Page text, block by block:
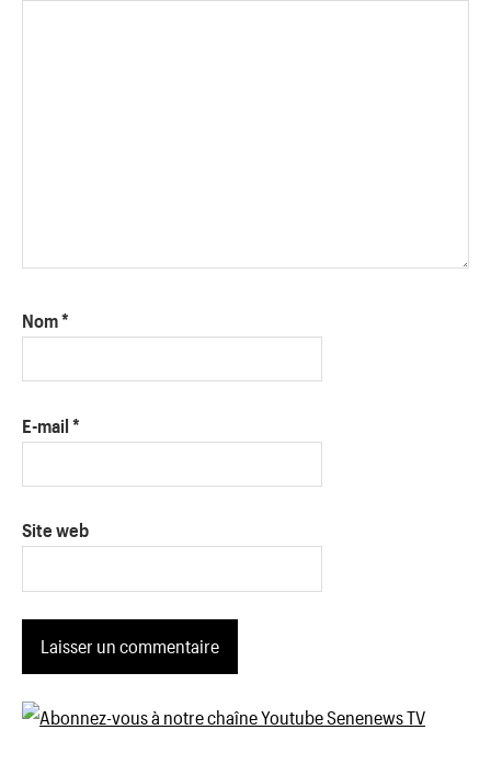
Nom*
E-mail *
Site web